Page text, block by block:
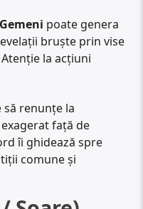
poate genera
bruște prin vise
la acțiuni
să renunțe la
față de
îi ghidează spre
comune și